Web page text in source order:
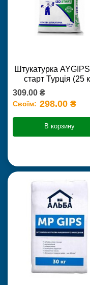
Штукатурка
старт Турція (25
309.00 ₴
Своїм: 298.00 ₴
В корзину